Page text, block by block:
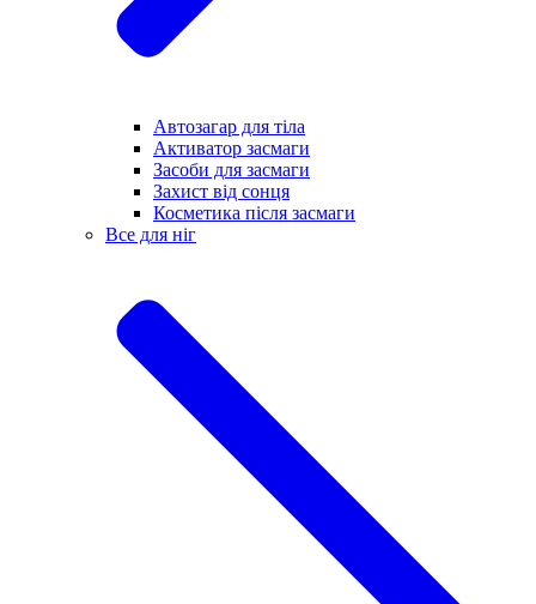
Автозагар для тіла
Активатор засмаги
Засоби для засмаги
Захист від сонця
Косметика після засмаги
Все для ніг